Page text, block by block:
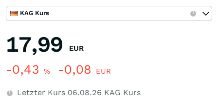
KAG Kurs
17,99 EUR
-0,43 % -0,08 EUR
Letzter Kurs 06.08.26 KAG Kurs